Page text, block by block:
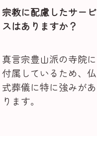
宗教に配慮したサービ
スはありますか？
真言宗豊山派の寺院に
付属しているため、仏
式葬儀に特に強みがあ
ります。